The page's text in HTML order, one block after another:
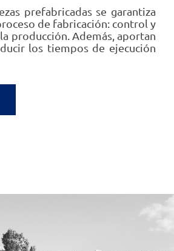
prefabricadas se garantiza
de fabricación: control y
producción. Además, aportan
los tiempos de ejecución